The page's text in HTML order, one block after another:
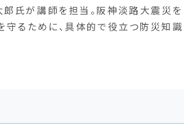
氏が講師を担当。阪神淡路大震災を
守るために、具体的で役立つ防災知識